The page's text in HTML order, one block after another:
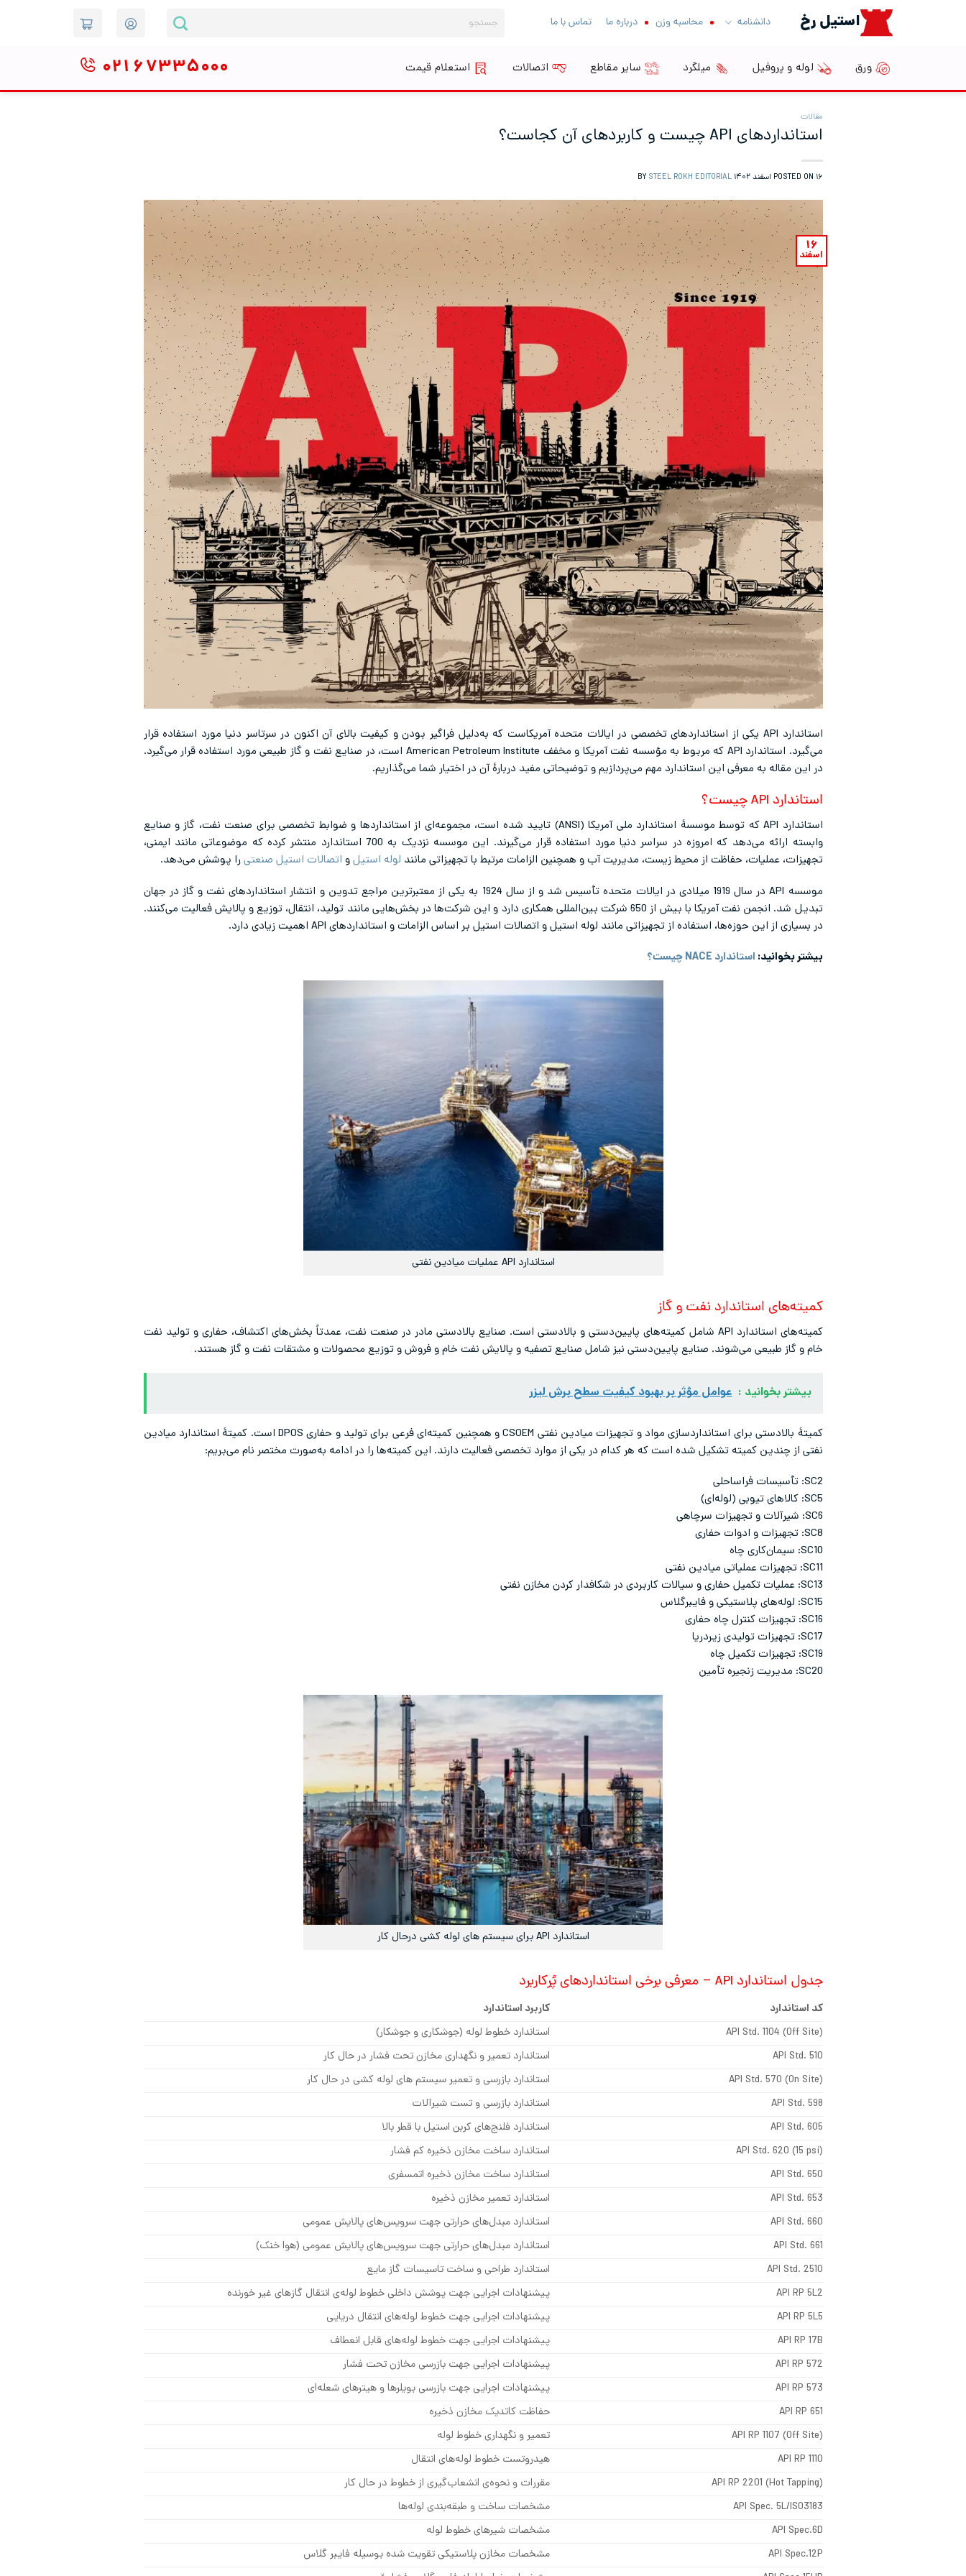
استیل رخ دانشنامه محاسبه وزن درباره ما تماس با ما
برای:
ورق لوله و پروفیل میلگرد سایر مقاطع اتصالات استعلام قیمت ۰۲۱ ۶۷۳۳۵۰۰۰
مقالات
استانداردهای API چیست و کاربردهای آن کجاست؟
POSTED ON ۱۶ اسفند ۱۴۰۲ BY
STEEL ROKH EDITORIAL
۱۶
اسفند
استاندارد API یکی از استانداردهای تخصصی در ایالات متحده آمریکاست که به‌دلیل فراگیر بودن و کیفیت بالای آن اکنون در سرتاسر دنیا مورد استفاده قرار
می‌گیرد. استاندارد API که مربوط به مؤسسه نفت آمریکا و مخفف American Petroleum Institute است، در صنایع نفت و گاز طبیعی مورد استفاده قرار می‌گیرد.
در این مقاله به معرفی این استاندارد مهم می‌پردازیم و توضیحاتی مفید دربارۀ آن در اختیار شما می‌گذاریم.
استاندارد API چیست؟
استاندارد API که توسط موسسۀ استاندارد ملی آمریکا (ANSI) تایید شده است، مجموعه‌ای از استانداردها و ضوابط تخصصی برای صنعت نفت، گاز و صنایع
وابسته ارائه می‌دهد که امروزه در سراسر دنیا مورد استفاده قرار می‌گیرند. این موسسه نزدیک به 700 استاندارد منتشر کرده که موضوعاتی مانند ایمنی،
تجهیزات، عملیات، حفاظت از محیط زیست، مدیریت آب و همچنین الزامات مرتبط با تجهیزاتی مانند لوله استیلو اتصالات استیل صنعتیرا پوشش می‌دهد.
موسسه API در سال 1919 میلادی در ایالات متحده تأسیس شد و از سال 1924 به یکی از معتبرترین مراجع تدوین و انتشار استانداردهای نفت و گاز در جهان
تبدیل شد. انجمن نفت آمریکا با بیش از 650 شرکت بین‌المللی همکاری دارد و این شرکت‌ها در بخش‌هایی مانند تولید، انتقال، توزیع و پالایش فعالیت می‌کنند.
در بسیاری از این حوزه‌ها، استفاده از تجهیزاتی مانند لوله استیل و اتصالات استیل بر اساس الزامات و استانداردهای API اهمیت زیادی دارد.
بیشتر بخوانید: استاندارد NACE چیست؟
استاندارد API عملیات میادین نفتی
کمیته‌های استاندارد نفت و گاز
کمیته‌های استاندارد API شامل کمیته‌های پایین‌دستی و بالادستی است. صنایع بالادستی مادر در صنعت نفت، عمدتاً بخش‌های اکتشاف، حفاری و تولید نفت
خام و گاز طبیعی می‌شوند. صنایع پایین‌دستی نیز شامل صنایع تصفیه و پالایش نفت خام و فروش و توزیع محصولات و مشتقات نفت و گاز هستند.
بیشتر بخوانید : عوامل مؤثر بر بهبود کیفیت سطح برش لیزر
کمیتۀ بالادستی برای استانداردسازی مواد و تجهیزات میادین نفتی CSOEM و همچنین کمیته‌ای فرعی برای تولید و حفاری DPOS است. کمیتۀ استاندارد میادین
نفتی از چندین کمیته تشکیل شده است که هر کدام در یکی از موارد تخصصی فعالیت دارند. این کمیته‌ها را در ادامه به‌صورت مختصر نام می‌بریم:
SC2: تأسیسات فراساحلی
SC5: کالاهای تیوبی (لوله‌ای)
SC6: شیرآلات و تجهیزات سرچاهی
SC8: تجهیزات و ادوات حفاری
SC10: سیمان‌کاری چاه
SC11: تجهیزات عملیاتی میادین نفتی
SC13: عملیات تکمیل حفاری و سیالات کاربردی در شکافدار کردن مخازن نفتی
SC15: لوله‌های پلاستیکی و فایبرگلاس
SC16: تجهیزات کنترل چاه حفاری
SC17: تجهیزات تولیدی زیردریا
SC19: تجهیزات تکمیل چاه
SC20: مدیریت زنجیره تأمین
استاندارد API برای سیستم های لوله کشی درحال کار
جدول استاندارد API – معرفی برخی استانداردهای پُرکاربرد
کد استاندارد
کاربرد استاندارد
API Std. 1104 (Off Site)
استاندارد خطوط لوله (جوشکاری و جوشکار)
API Std. 510
استاندارد تعمیر و نگهداری مخازن تحت فشار در حال کار
API Std. 570 (On Site)
استاندارد بازرسی و تعمیر سیستم های لوله کشی در حال کار
API Std. 598
استاندارد بازرسی و تست شیرآلات
API Std. 605
استاندارد فلنج‌های کربن استیل با قطر بالا
API Std. 620 (15 psi)
استاندارد ساخت مخازن ذخیره کم فشار
API Std. 650
استاندارد ساخت مخازن ذخیره اتمسفری
API Std. 653
استاندارد تعمیر مخازن ذخیره
API Std. 660
استاندارد مبدل‌های حرارتی جهت سرویس‌های پالایش عمومی
API Std. 661
استاندارد مبدل‌های حرارتی جهت سرویس‌های پالایش عمومی (هوا خنک)
API Std. 2510
استاندارد طراحی و ساخت تاسیسات گاز مایع
API RP 5L2
پیشنهادات اجرایی جهت پوشش داخلی خطوط لوله‌ی انتقال گازهای غیر خورنده
API RP 5L5
پیشنهادات اجرایی جهت خطوط لوله‌های انتقال دریایی
API RP 17B
پیشنهادات اجرایی جهت خطوط لوله‌های قابل انعطاف
API RP 572
پیشنهادات اجرایی جهت بازرسی مخازن تحت فشار
API RP 573
پیشنهادات اجرایی جهت بازرسی بویلرها و هیترهای شعله‌ای
API RP 651
حفاظت کاتدیک مخازن ذخیره
API RP 1107 (Off Site)
تعمیر و نگهداری خطوط لوله
API RP 1110
هیدروتست خطوط لوله‌های انتقال
API RP 2201 (Hot Tapping)
مقررات و نحوه‌ی انشعاب‌گیری از خطوط در حال کار
API Spec. 5L/ISO3183
مشخصات ساخت و طبقه‌بندی لوله‌ها
API Spec.6D
مشخصات شیرهای خطوط لوله
API Spec.12P
مشخصات مخازن پلاستیکی تقویت شده بوسیله فایبر گلاس